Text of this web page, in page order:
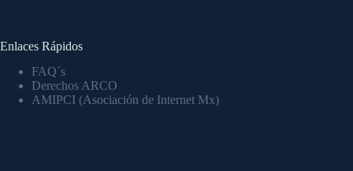
Enlaces Rápidos
FAQ´s
Derechos ARCO
AMIPCI (Asociación de Internet Mx)